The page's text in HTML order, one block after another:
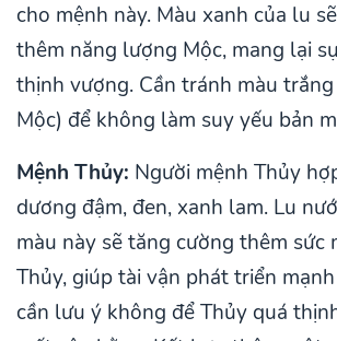
cho mệnh này. Màu xanh của lu
thêm năng lượng Mộc, mang lại
thịnh vượng. Cần tránh màu
Mộc) để không làm suy yếu bản
Mệnh Thủy: Người mệnh Thủy
dương đậm, đen, xanh lam. Lu
màu này sẽ tăng cường thêm sức
Thủy, giúp tài vận phát triển
cần lưu ý không để Thủy quá